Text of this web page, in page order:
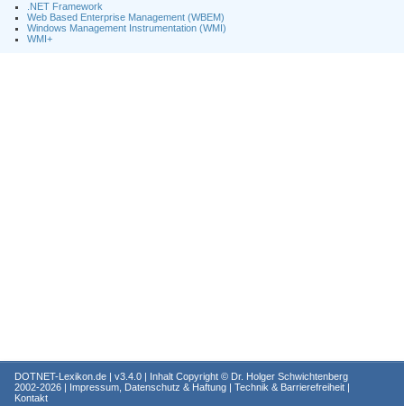
.NET Framework
Web Based Enterprise Management (WBEM)
Windows Management Instrumentation (WMI)
WMI+
DOTNET-Lexikon.de | v3.4.0 | Inhalt Copyright © Dr. Holger Schwichtenberg
2002-2026 | Impressum, Datenschutz & Haftung | Technik & Barrierefreiheit |
Kontakt